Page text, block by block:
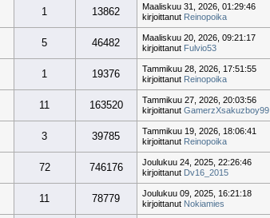
1 13862
Maaliskuu 31, 2026, 01:29:46
kirjoittanut Reinopoika
5 46482
Maaliskuu 20, 2026, 09:21:17
kirjoittanut Fulvio53
1 19376
Tammikuu 28, 2026, 17:51:55
kirjoittanut Reinopoika
11 163520
Tammikuu 27, 2026, 20:03:56
kirjoittanutGamerzXsakuzboy99
3 39785
Tammikuu 19, 2026, 18:06:41
kirjoittanut Reinopoika
72 746176
Joulukuu 24, 2025, 22:26:46
kirjoittanut Dv16_2015
11 78779
Joulukuu 09, 2025, 16:21:18
kirjoittanut Nokiamies